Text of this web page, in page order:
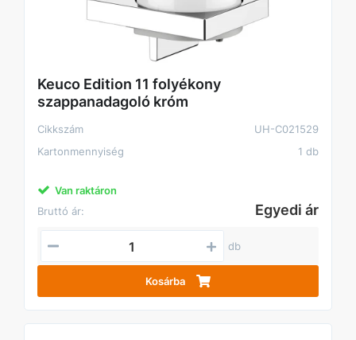
Keuco Edition 11 folyékony
szappanadagoló króm
Cikkszám
UH-C021529
Kartonmennyiség
1 db
Van raktáron
Bruttó ár:
Egyedi ár
db
Kosárba